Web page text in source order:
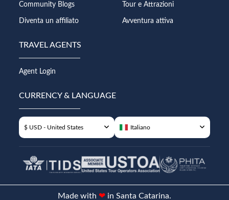
Community Blogs
Diventa un affiliato
Tour e Attrazioni
Avventura attiva
TRAVEL AGENTS
Agent Login
CURRENCY & LANGUAGE
$ USD - United States Italiano
Made with ❤ in Santa Catarina.